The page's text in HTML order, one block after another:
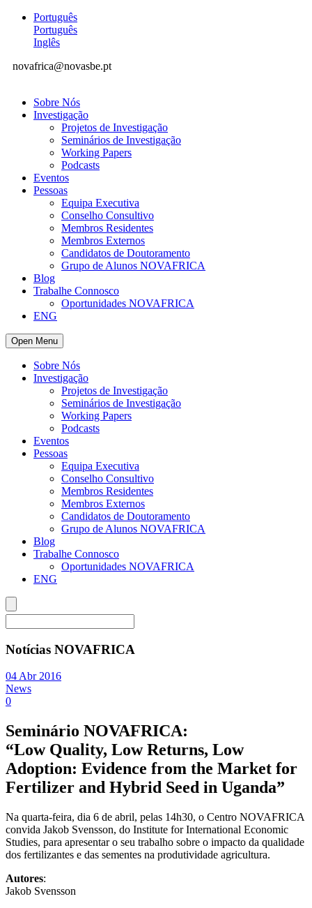
Português
Português
Inglês
novafrica@novasbe.pt
Sobre Nós
Investigação
Projetos de Investigação
Seminários de Investigação
Working Papers
Podcasts
Eventos
Pessoas
Equipa Executiva
Conselho Consultivo
Membros Residentes
Membros Externos
Candidatos de Doutoramento
Grupo de Alunos NOVAFRICA
Blog
Trabalhe Connosco
Oportunidades NOVAFRICA
ENG
Open Menu
Sobre Nós
Investigação
Projetos de Investigação
Seminários de Investigação
Working Papers
Podcasts
Eventos
Pessoas
Equipa Executiva
Conselho Consultivo
Membros Residentes
Membros Externos
Candidatos de Doutoramento
Grupo de Alunos NOVAFRICA
Blog
Trabalhe Connosco
Oportunidades NOVAFRICA
ENG
Notícias NOVAFRICA
04 Abr 2016
News
0
Seminário NOVAFRICA:
“Low Quality, Low Returns, Low
Adoption: Evidence from the Market for
Fertilizer and Hybrid Seed in Uganda”
Na quarta-feira, dia 6 de abril, pelas 14h30, o Centro NOVAFRICA
convida Jakob Svensson, do Institute for International Economic
Studies, para apresentar o seu trabalho sobre o impacto da qualidade
dos fertilizantes e das sementes na produtividade agricultura.
Autores:
Jakob Svensson